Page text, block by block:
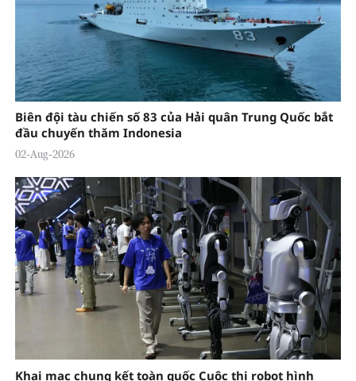
Biên đội tàu chiến số 83 của Hải quân Trung Quốc bắt
đầu chuyến thăm Indonesia
02-Aug-2026
Khai mạc chung kết toàn quốc Cuộc thi robot hình